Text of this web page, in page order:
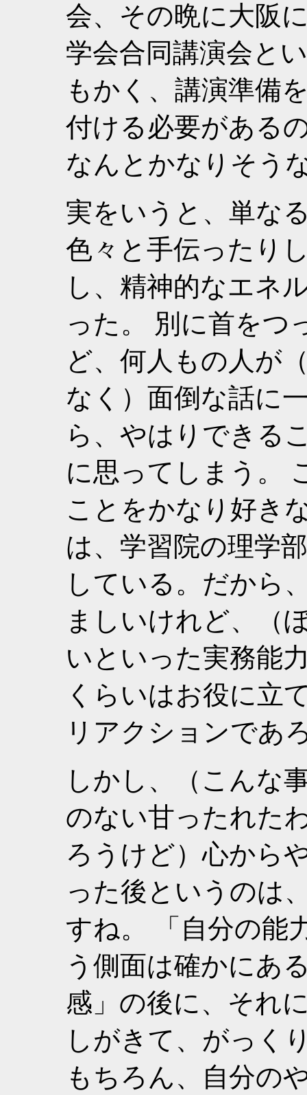
会、その晩に大阪
学会合同講演会と
もかく、講演準備
付ける必要がある
なんとかなりそう
実をいうと、単な
色々と手伝ったり
し、精神的なエネ
った。 別に首をつ
ど、何人もの人が
なく）面倒な話に
ら、やはりできる
に思ってしまう。
ことをかなり好き
は、学習院の理学
している。だから
ましいけれど、（
いといった実務能
くらいはお役に立
リアクションであ
しかし、（こんな
のない甘ったれた
ろうけど）心から
った後というのは
すね。 「自分の能
う側面は確かにあ
感」の後に、それ
しがきて、がっく
もちろん、自分の